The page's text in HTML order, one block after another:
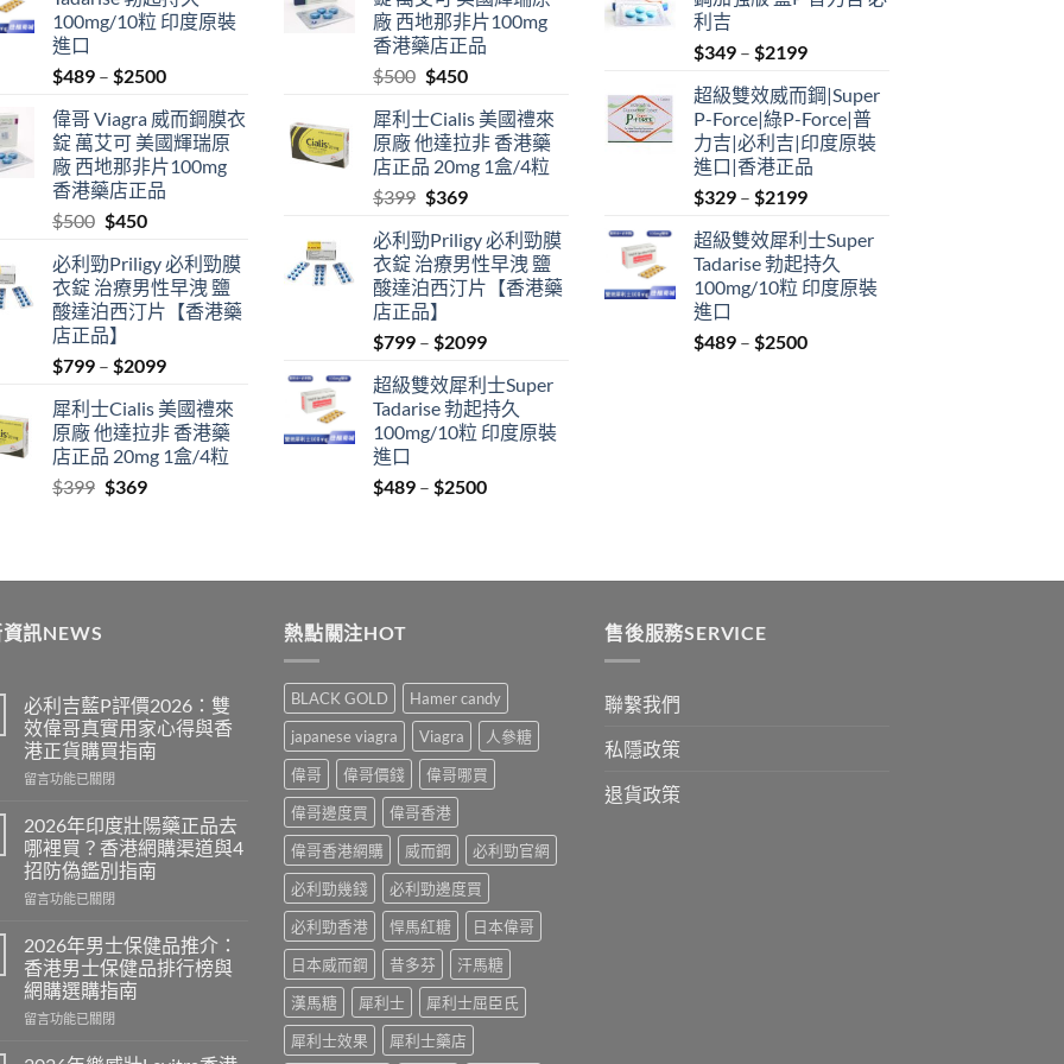
100mg/10粒 印度原裝
進口
$489 – $2500Price
$489
through
$2500
偉哥 Viagra 威而鋼膜衣
錠 萬艾可 美國輝瑞原
廠 西地那非片100mg
香港藥店正品
$500 Original
was:
$500.
$450Current
is:
$450.
必利勁Priligy 必利勁膜
衣錠 治療男性早洩 鹽
酸達泊西汀片【香港藥
店正品】
$799 – $2099Price
$799
through
$2099
犀利士Cialis 美國禮來
原廠 他達拉非 香港藥
店正品 20mg 1盒/4粒
$399 Original
$369Current
廠 西地那非片100mg
香港藥店正品
$500 Original
was:
$500.
$450Current
is:
$450.
犀利士Cialis 美國禮來
原廠 他達拉非 香港藥
店正品 20mg 1盒/4粒
$399 Original
was:
$399.
$369Current
is:
$369.
必利勁Priligy 必利勁膜
衣錠 治療男性早洩 鹽
酸達泊西汀片【香港藥
店正品】
$799 – $2099Price
$799
through
$2099
超級雙效犀利士Super
Tadarise 勃起持久
100mg/10粒 印度原裝
進口
$489 – $2500Price
$2500
利吉
$349 – $2199Price
$349
through
$2199
超級雙效威而鋼|Super
P-Force|綠P-Force|普
力吉|必利吉|印度原裝
進口|香港正品
$329 – $2199Price
$329
through
$2199
超級雙效犀利士Super
Tadarise 勃起持久
100mg/10粒 印度原裝
進口
$489 – $2500Price
訊NEWS
必利吉藍P評價2026：雙
效偉哥真實用家心得與香
港正貨購買指南
在
利
吉
藍
P
評
2026：
雙
效
偉
哥
實
留言功能已關閉
2026年印度壯陽藥正品去
哪裡買？香港網購渠道與4
招防偽鑑別指南
在
年
印
度
壯
陽
正
留言功能已關閉
2026年男士保健品推介：
香港男士保健品排行榜與
網購選購指南
在
年
留言功能已關閉
熱點關注HOT
BLACK GOLD
Hamer candy
japanese viagra
Viagra
人參糖
偉哥
偉哥價錢
偉哥哪買
偉哥邊度買
偉哥香港
偉哥香港網購
威而鋼
必利勁官網
必利勁幾錢
必利勁邊度買
必利勁香港
悍馬紅糖
日本偉哥
日本威而鋼
昔多芬
汗馬糖
漢馬糖
犀利士
犀利士屈臣氏
犀利士效果
犀利士藥店
售後服務SERVICE
聯繫我們
私隱政策
退貨政策